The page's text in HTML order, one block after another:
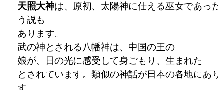
天照大神は、原初、太陽神に仕える巫女であっ
う説も
あります。
武の神とされる八幡神は、中国の王の
娘が、日の光に感受して身ごもり、生まれた
とされています。類似の神話が日本の各地にあ
す。